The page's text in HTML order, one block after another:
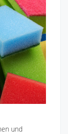
und